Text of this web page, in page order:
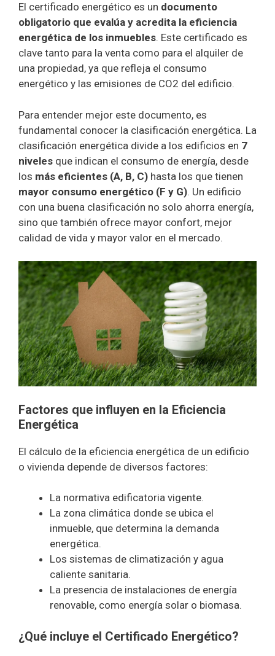
El certificado energético es un documento
obligatorio que evalúa y acredita la eficiencia
energética de los inmuebles. Este certificado es
clave tanto para la venta como para el alquiler de
una propiedad, ya que refleja el consumo
energético y las emisiones de CO2 del edificio.
Para entender mejor este documento, es
fundamental conocer la clasificación energética. La
clasificación energética divide a los edificios en 7
niveles que indican el consumo de energía, desde
los más eficientes (A, B, C) hasta los que tienen
mayor consumo energético (F y G). Un edificio
con una buena clasificación no solo ahorra energía,
sino que también ofrece mayor confort, mejor
calidad de vida y mayor valor en el mercado.
Factores que influyen en la Eficiencia
Energética
El cálculo de la eficiencia energética de un edificio
o vivienda depende de diversos factores:
La normativa edificatoria vigente.
La zona climática donde se ubica el
inmueble, que determina la demanda
energética.
Los sistemas de climatización y agua
caliente sanitaria.
La presencia de instalaciones de energía
renovable, como energía solar o biomasa.
¿Qué incluye el Certificado Energético?